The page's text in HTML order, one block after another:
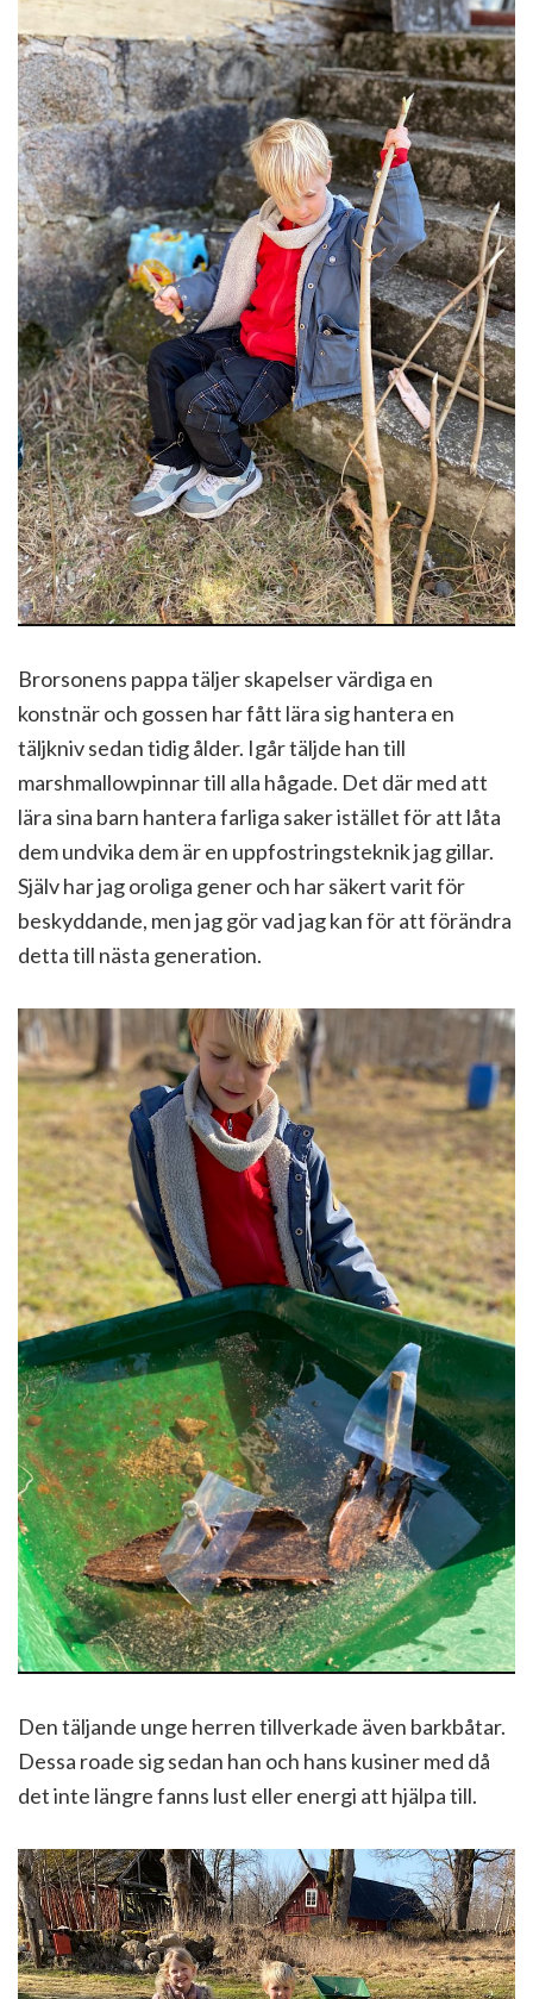
Brorsonens pappa täljer skapelser värdiga en
konstnär och gossen har fått lära sig hantera en
täljkniv sedan tidig ålder. Igår täljde han till
marshmallowpinnar till alla hågade. Det där med att
lära sina barn hantera farliga saker istället för att låta
dem undvika dem är en uppfostringsteknik jag gillar.
Själv har jag oroliga gener och har säkert varit för
beskyddande, men jag gör vad jag kan för att förändra
detta till nästa generation.
Den täljande unge herren tillverkade även barkbåtar.
Dessa roade sig sedan han och hans kusiner med då
det inte längre fanns lust eller energi att hjälpa till.